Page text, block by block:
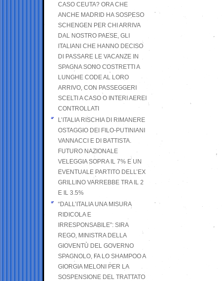
CASO CEUTA? ORA CHE
ANCHE MADRID HA SOSPESO
SCHENGEN PER CHI ARRIVA
DAL NOSTRO PAESE, GLI
ITALIANI CHE HANNO DECISO
DI PASSARE LE VACANZE IN
SPAGNA SONO COSTRETTI A
LUNGHE CODE AL LORO
ARRIVO, CON PASSEGGERI
SCELTI A CASO O INTERI AEREI
CONTROLLATI
L’ITALIA RISCHIA DI RIMANERE
OSTAGGIO DEI FILO-PUTINIANI
VANNACCI E DI BATTISTA.
FUTURO NAZIONALE
VELEGGIA SOPRA IL 7% E UN
EVENTUALE PARTITO DELL’EX
GRILLINO VARREBBE TRA IL 2
E IL 3.5%
“DALL’ITALIA UNA MISURA
RIDICOLA E
IRRESPONSABILE”: SIRA
REGO, MINISTRA DELLA
GIOVENTÙ DEL GOVERNO
SPAGNOLO, FA LO SHAMPOO A
GIORGIA MELONI PER LA
SOSPENSIONE DEL TRATTATO